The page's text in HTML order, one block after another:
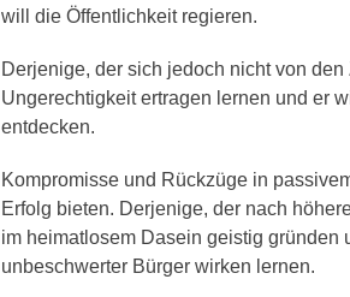
will die Öffentlichkeit regieren.
Derjenige, der sich jedoch nicht von
Ungerechtigkeit ertragen lernen und er
entdecken.
Kompromisse und Rückzüge in
Erfolg bieten. Derjenige, der nach
im heimatlosem Dasein geistig gründen
unbeschwerter Bürger wirken lernen.